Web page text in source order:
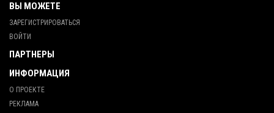
ВЫ МОЖЕТЕ
ЗАРЕГИСТРИРОВАТЬСЯ
ВОЙТИ
ПАРТНЕРЫ
ИНФОРМАЦИЯ
О ПРОЕКТЕ
РЕКЛАМА